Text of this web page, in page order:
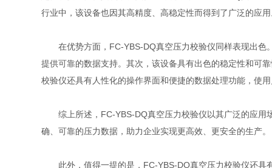
行业中，该设备也因其高精度、高稳定性而得到了广泛的应
在优势方面，FC-YBS-DQ真空压力校验仪同样表现出色
提供可靠的数据支持。其次，该设备具有出色的稳定性和可
校验仪还具有人性化的操作界面和便捷的数据处理功能，使
综上所述，FC-YBS-DQ真空压力校验仪以其广泛的应用
确、可靠的压力数据，助力企业实现更高效、更安全的生产。
此外，值得一提的是，FC-YBS-DQ真空压力校验仪还具